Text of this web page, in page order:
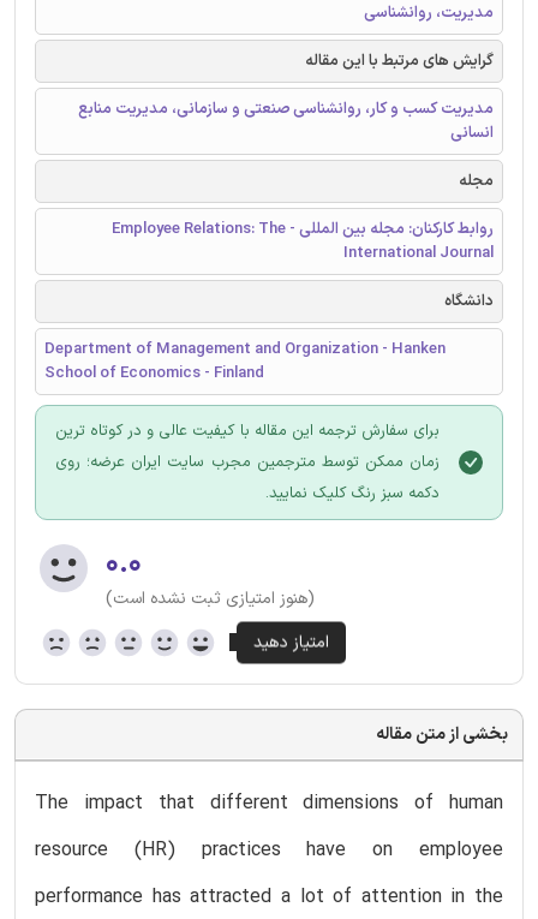
مدیریت، روانشناسی
گرایش های مرتبط با این مقاله
مدیریت کسب و کار، روانشناسی صنعتی و سازمانی، مدیریت منابع
انسانی
مجله
روابط کارکنان: مجله بین المللی - Employee Relations: The
International Journal
دانشگاه
Department of Management and Organization - Hanken
School of Economics - Finland
برای سفارش ترجمه این مقاله با کیفیت عالی و در کوتاه ترین
زمان ممکن توسط مترجمین مجرب سایت ایران عرضه؛ روی
دکمه سبز رنگ کلیک نمایید.
۰.۰
(هنوز امتیازی ثبت نشده است)
بخشی از متن مقاله
The impact that different dimensions of human
resource (HR) practices have on employee
performance has attracted a lot of attention in the